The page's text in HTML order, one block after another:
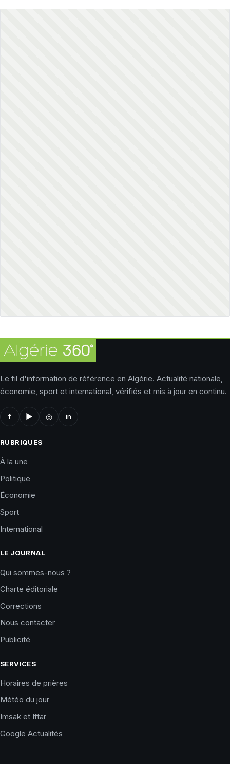
Le fil d'information de référence en Algérie. Actualité nationale,
économie, sport et international, vérifiés et mis à jour en continu.
f ▶ ◎ in
RUBRIQUES
À la une
Politique
Économie
Sport
International
LE JOURNAL
Qui sommes-nous ?
Charte éditoriale
Corrections
Nous contacter
Publicité
SERVICES
Horaires de prières
Météo du jour
Imsak et Iftar
Google Actualités